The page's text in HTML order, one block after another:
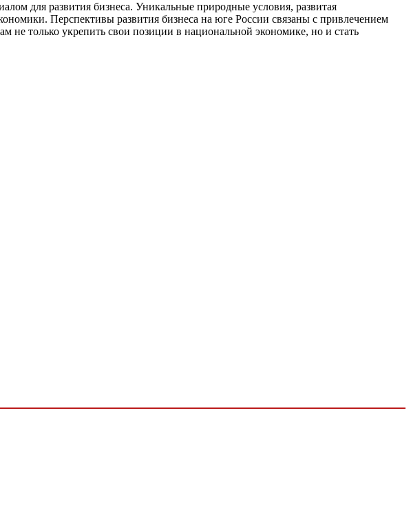
для развития бизнеса. Уникальные природные условия, развитая
Перспективы развития бизнеса на юге России связаны с привлечением
только укрепить свои позиции в национальной экономике, но и стать